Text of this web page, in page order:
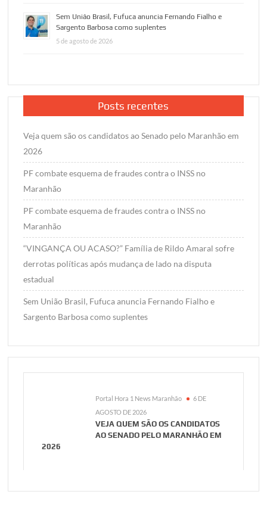
Sem União Brasil, Fufuca anuncia Fernando Fialho e
Sargento Barbosa como suplentes
5 de agosto de 2026
Posts recentes
Veja quem são os candidatos ao Senado pelo Maranhão em
2026
PF combate esquema de fraudes contra o INSS no
Maranhão
PF combate esquema de fraudes contra o INSS no
Maranhão
“VINGANÇA OU ACASO?” Família de Rildo Amaral sofre
derrotas políticas após mudança de lado na disputa
estadual
Sem União Brasil, Fufuca anuncia Fernando Fialho e
Sargento Barbosa como suplentes
Portal Hora 1 News Maranhão
6 DE
AGOSTO DE 2026
VEJA QUEM SÃO OS CANDIDATOS
AO SENADO PELO MARANHÃO EM
2026